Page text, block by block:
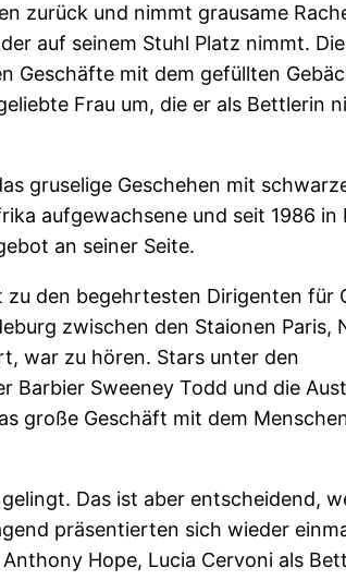
zurück und nimmt grausame
auf seinem Stuhl Platz nimmt.
Geschäfte mit dem gefüllten
Frau um, die er als Bettlerin
gruselige Geschehen mit
aufgewachsene und seit 1986 in
an seiner Seite.
den begehrtesten Dirigenten für
zwischen den Staionen Paris,
war zu hören. Stars unter den
Barbier Sweeney Todd und die
große Geschäft mit dem
Das ist aber entscheidend,
präsentierten sich wieder
Hope, Lucia Cervoni als